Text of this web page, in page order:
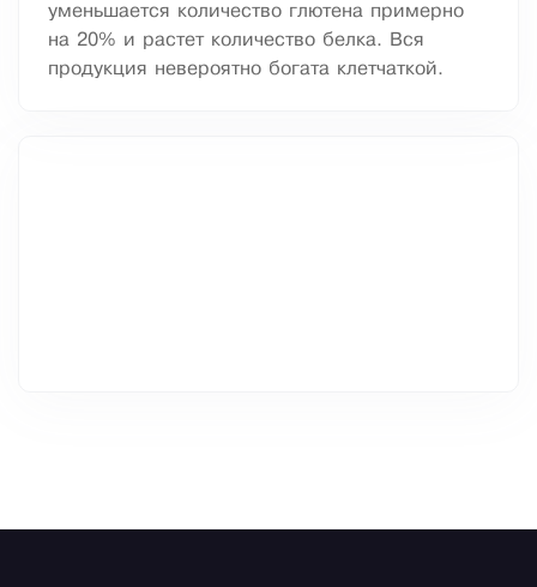
уменьшается количество глютена примерно
на 20% и растет количество белка. Вся
продукция невероятно богата клетчаткой.